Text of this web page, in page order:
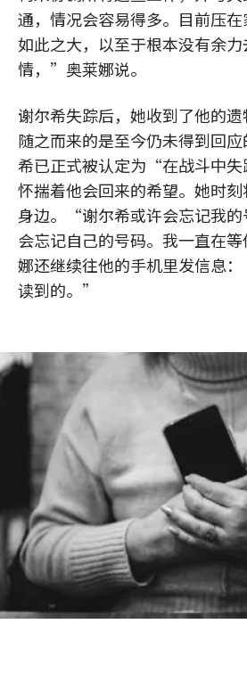
通，情况会容易得多。目前压
如此之大，以至于根本没有余
情，”奥莱娜说。
谢尔希失踪后，她收到了他的遗
随之而来的是至今仍未得到回
希已正式被认定为“在战斗中
怀揣着他会回来的希望。她时
身边。“谢尔希或许会忘记我的
会忘记自己的号码。我一直在
娜还继续往他的手机里发信息
读到的。”